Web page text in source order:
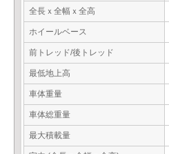
全長ｘ全幅ｘ全高
ホイールベース
前トレッド/後トレッド
最低地上高
車体重量
車体総重量
最大積載量